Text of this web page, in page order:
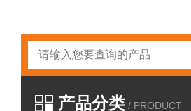
产品分类 / PRODUCT